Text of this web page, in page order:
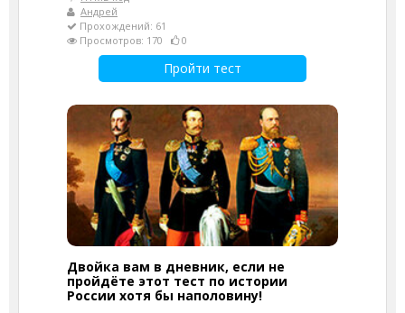
Андрей
Прохождений: 61
Просмотров: 170
0
Пройти тест
Двойка вам в дневник, если не
пройдёте этот тест по истории
России хотя бы наполовину!